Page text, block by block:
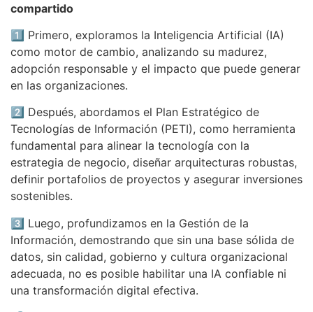
compartido
1️⃣ Primero, exploramos la Inteligencia Artificial (IA)
como motor de cambio, analizando su madurez,
adopción responsable y el impacto que puede generar
en las organizaciones.
2️⃣ Después, abordamos el Plan Estratégico de
Tecnologías de Información (PETI), como herramienta
fundamental para alinear la tecnología con la
estrategia de negocio, diseñar arquitecturas robustas,
definir portafolios de proyectos y asegurar inversiones
sostenibles.
3️⃣ Luego, profundizamos en la Gestión de la
Información, demostrando que sin una base sólida de
datos, sin calidad, gobierno y cultura organizacional
adecuada, no es posible habilitar una IA confiable ni
una transformación digital efectiva.